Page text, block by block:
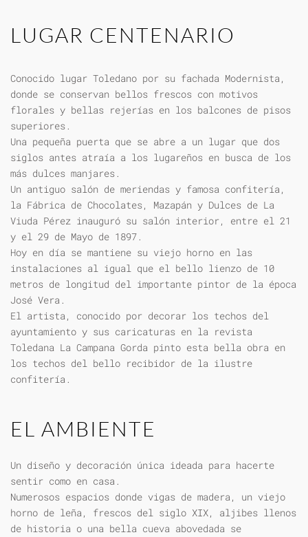
LUGAR CENTENARIO
Conocido lugar Toledano por su fachada Modernista,
donde se conservan bellos frescos con motivos
florales y bellas rejerías en los balcones de pisos
superiores.
Una pequeña puerta que se abre a un lugar que dos
siglos antes atraía a los lugareños en busca de los
más dulces manjares.
Un antiguo salón de meriendas y famosa confitería,
la Fábrica de Chocolates, Mazapán y Dulces de La
Viuda Pérez inauguró su salón interior, entre el 21
y el 29 de Mayo de 1897.
Hoy en día se mantiene su viejo horno en las
instalaciones al igual que el bello lienzo de 10
metros de longitud del importante pintor de la época
José Vera.
El artista, conocido por decorar los techos del
ayuntamiento y sus caricaturas en la revista
Toledana La Campana Gorda pinto esta bella obra en
los techos del bello recibidor de la ilustre
confitería.
EL AMBIENTE
Un diseño y decoración única ideada para hacerte
sentir como en casa.
Numerosos espacios donde vigas de madera, un viejo
horno de leña, frescos del siglo XIX, aljibes llenos
de historia o una bella cueva abovedada se